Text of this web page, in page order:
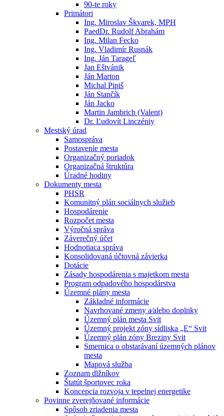
90-te roky
Primátori
Ing. Miroslav Škvarek, MPH
PaedDr. Rudolf Abrahám
Ing. Milan Fecko
Ing. Vladimír Rusnák
Ing. Ján Tarageľ
Jan Eštvánik
Ján Marton
Michal Pipiš
Ján Stančík
Ján Jacko
Martin Jambrich (Valent)
Dr. Ľudovít Linczéniy
Mestský úrad
Samospráva
Postavenie mesta
Organizačný poriadok
Organizačná štruktúra
Úradné hodiny
Dokumenty mesta
PHSR
Komunitný plán sociálnych služieb
Hospodárenie
Rozpočet mesta
Výročná správa
Záverečný účet
Hodnotiaca správa
Konsolidovaná účtovná závierka
Dotácie
Zásady hospodárenia s majetkom mesta
Program odpadového hospodárstva
Územné plány mesta
Základné informácie
Navrhované zmeny a⁄alebo doplnky
Územný plán mesta Svit
Územný projekt zóny sídliska „E“ Svit
Územný plán zóny Breziny Svit
Smernica o obstarávaní územných plánov
mesta
Mapová služba
Zoznam dlžníkov
Štatút športovec roka
Koncepcia rozvoja v tepelnej energetike
Povinne zverejňované informácie
Spôsob zriadenia mesta